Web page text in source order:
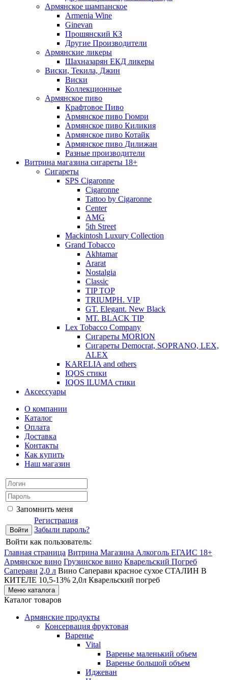
Армянское шампанское
Armenia Wine
Ginevan
Прошянский КЗ
Другие Производители
Армянские ликеры
Шахназарян ЕКД ликеры
Виски, Текила, Джин
Виски
Коллекционные
Армянское пиво
Крафтовое Пиво
Армянское пиво Гюмри
Армянское пиво Киликия
Армянское пиво Котайк
Армянское пиво Дилижан
Разные производители
Витрина магазина сигареты 18+
Cигареты
SPS Cigaronne
Сigaronne
Tattoo by Cigaronne
Center
AMG
5th Street
Mackintosh Luxury Collection
Grand Tobacco
Akhtamar
Ararat
Nostalgia
Classic
TIP TOP
TRIUMPH. VIP
GT. Elegant. New Black
MT. BLACK TIP
Lex Tobacco Company
Сигареты MORION
Сигареты Democrat, SOPRANO, LEX,
ALEX
KARELIA and others
IQOS стики
IQOS ILUMA стики
Аксессуары
О компании
Каталог
Оплата
Доставка
Контакты
Как купить
Наш магазин
Запомнить меня
Регистрация
Забыли пароль?
Войти как пользователь:
Главная страница Витрина Магазина Алкоголь ЕГАИС 18+
Армянское вино Грузинское вино Кварельский Погреб
Саперави 2,0 л Вино Саперави красное сухое СТАЛИН В
КИТЕЛЕ 10,5-13% 2,0л Кварельский погреб
Меню каталога
Каталог товаров
Армянские продукты
Консервация фруктовая
Варенье
Vital
Варенье маленький объем
Варенье большой объем
Иджеван